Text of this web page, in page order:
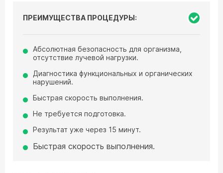
ПРЕИМУЩЕСТВА ПРОЦЕДУРЫ:
Абсолютная безопасность для организма,
отсутствие лучевой нагрузки.
Диагностика функциональных и органических
нарушений.
Быстрая скорость выполнения.
Не требуется подготовка.
Результат уже через 15 минут.
Быстрая скорость выполнения.